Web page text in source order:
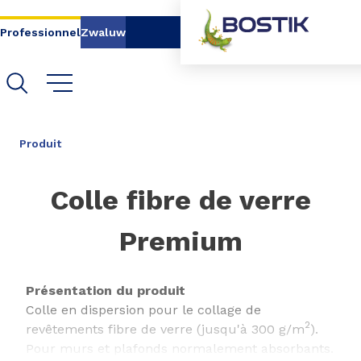
Aller au contenu
Aller au menu
Aller à la recherche
ProfessionnelZwaluw
Produit
Colle fibre de verre
Premium
Présentation du produit
Colle en dispersion pour le collage de
revêtements fibre de verre (jusqu'à 300 g/m2).
Pour murs et plafonds normalement absorbants.